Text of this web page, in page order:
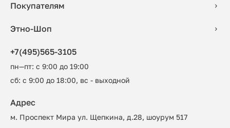
Покупателям
Этно-Шоп
+7(495)565-3105
пн—пт: с 9:00 до 19:00
сб: с 9:00 до 18:00, вс - выходной
Адрес
м. Проспект Мира ул. Щепкина, д.28, шоурум 517